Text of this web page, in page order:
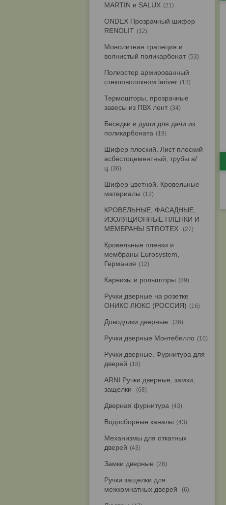
MARTIN и SALUX
21
ONDEX Прозрачный шифер
RENOLIT
12
Монолитная трапеция и
волнистый поликарбонат
53
Полиэстер армированный
стекловолокном lariver
13
Термошторы, прозрачные
завесы из ПВХ лент
34
Беседки и души для дачи из
поликарбоната
19
Шифер плоский. Лист плоский
асбестоцементный, трубы а/
ц
36
Шифер цветной. Кровельные
материалы
12
КРОВЕЛЬНЫЕ, ФАСАДНЫЕ,
ИЗОЛЯЦИОННЫЕ ПЛЕНКИ И
МЕМБРАНЫ STROTEX
27
Кровельные пленки и
мембраны Eurosystem,
Германия
12
Карнизы и рольшторы 89
Ручки дверные на розетке
ОНИКС ЛЮКС (РОССИЯ)
16
Доводчики дверные 36
Ручки дверные Монтебелло 10
Ручки дверные. Фурнитура для
дверей
18
ARNI Ручки дверные, замки,
защелки
68
Дверная фурнитура 43
Водосборные каналы 43
Механизмы для откатных
дверей
43
Замки дверные 28
Ручки защелки для
межкомнатных дверей
6